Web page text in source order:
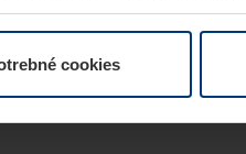
vysvetlení cookie na stránke
cookies